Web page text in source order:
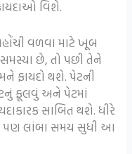
વિશે.
વળવા માટે ખૂબ
છે, તો પછી તેને
ફાયદો થશે. પેટની
ફૂલવું અને પેટમાં
સાબિત થશે. ધીરે
પણ લાંબા સમય સુધી આ